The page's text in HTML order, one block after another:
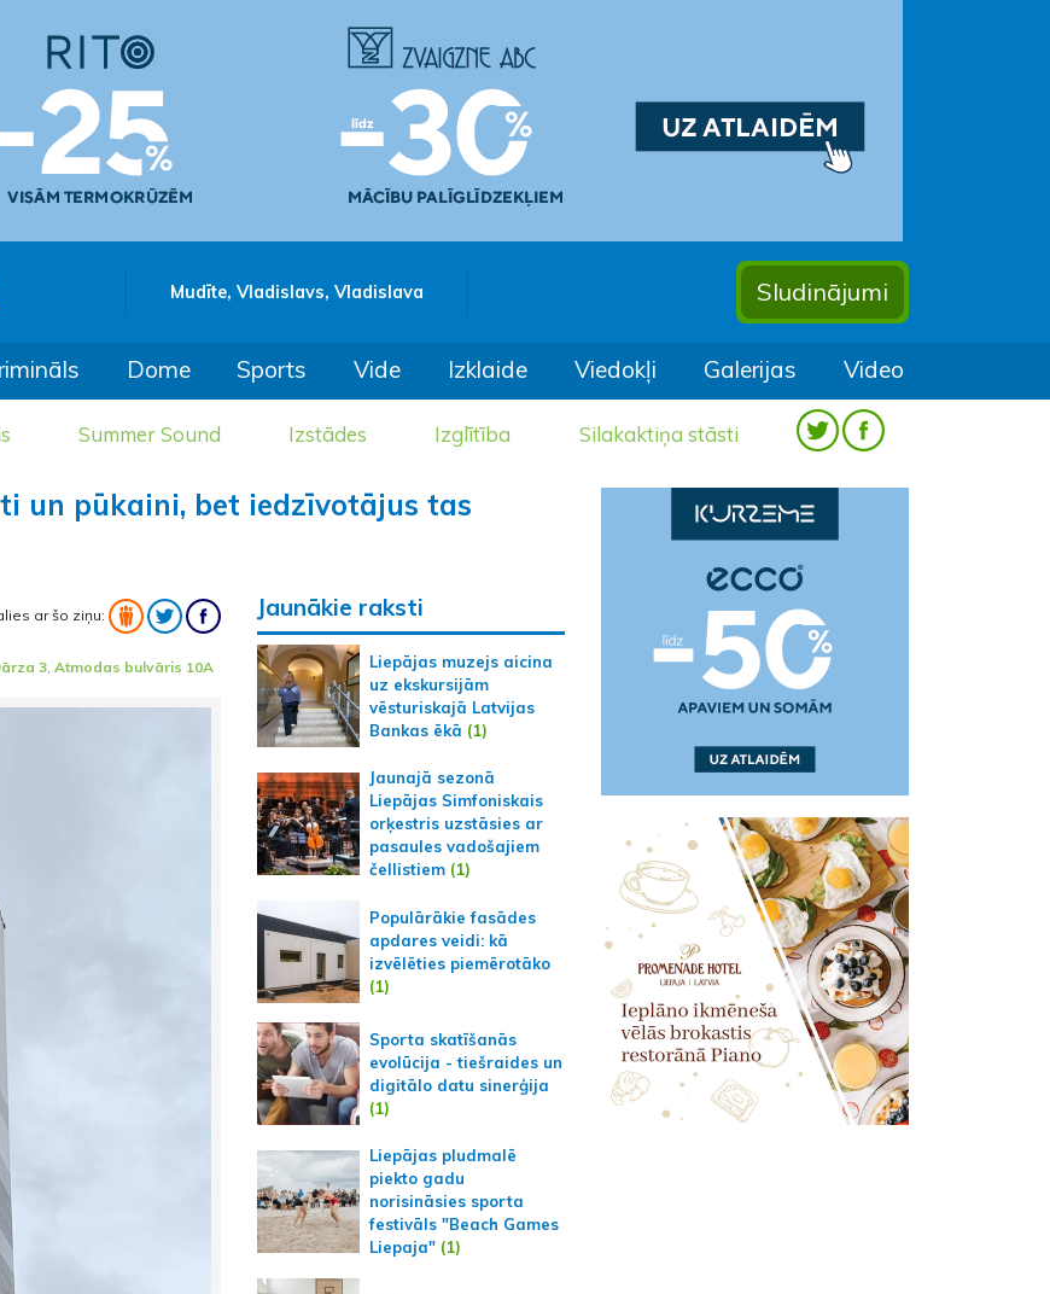
Mudīte, Vladislavs, Vladislava Sludinājumi
Dome Sports Vide Izklaide Viedokļi Galerijas Video
Summer Sound Izstādes Izglītība Silakaktiņa stāsti
un pūkaini, bet iedzīvotājus tas
ar šo ziņu:
3, Atmodas bulvāris 10A
Jaunākie raksti
Liepājas muzejs aicina
uz ekskursijām
vēsturiskajā Latvijas
Bankas ēkā (1)
Jaunajā sezonā
Liepājas Simfoniskais
orķestris uzstāsies ar
pasaules vadošajiem
čellistiem(1)
Populārākie fasādes
apdares veidi: kā
izvēlēties piemērotāko
(1)
Sporta skatīšanās
evolūcija - tiešraides un
digitālo datu sinerģija
(1)
Liepājas pludmalē
piekto gadu
norisināsies sporta
festivāls "Beach Games
Liepaja"(1)